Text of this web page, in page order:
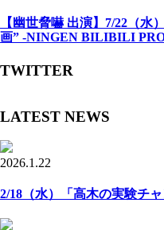
【幽世脅嚇 出演】7/22（水
画” -NINGEN BILIBILI
TWITTER
LATEST NEWS
2026.1.22
2/18（水）「高木の実験チ